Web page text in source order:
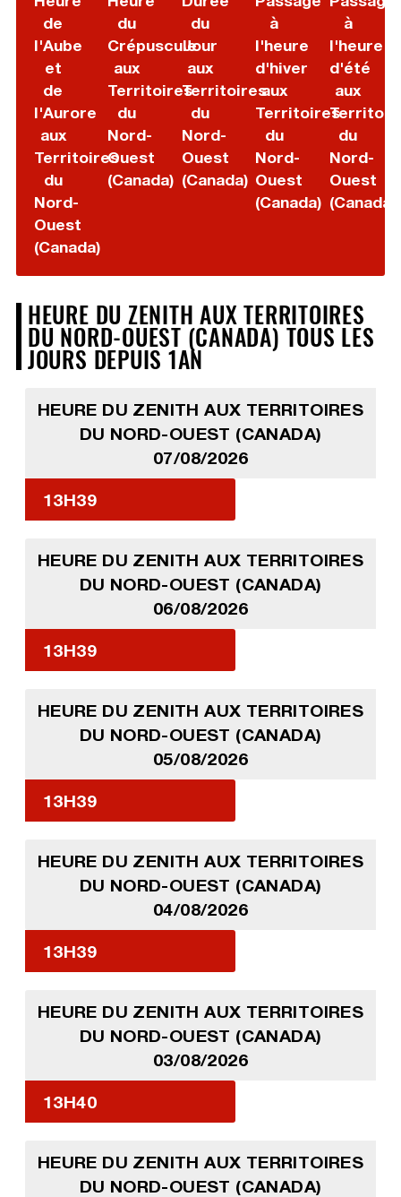
de
l'Aube
et
de
l'Aurore
aux
Territoires
du
Nord-
Ouest
(Canada)
du
Crépuscule
aux
Territoires
du
Nord-
Ouest
(Canada)
du
Jour
aux
Territoires
du
Nord-
Ouest
(Canada)
à
l'heure
d'hiver
aux
Territoires
du
Nord-
Ouest
(Canada)
à
l'heure
d'été
aux
du
Nord-
Ouest
(Canada)
HEURE DU ZENITH AUX TERRITOIRES
DU NORD-OUEST (CANADA) TOUS LES
JOURS DEPUIS 1AN
HEURE DU ZENITH AUX TERRITOIRES
DU NORD-OUEST (CANADA)
07/08/2026
13H39
HEURE DU ZENITH AUX TERRITOIRES
DU NORD-OUEST (CANADA)
06/08/2026
13H39
HEURE DU ZENITH AUX TERRITOIRES
DU NORD-OUEST (CANADA)
05/08/2026
13H39
HEURE DU ZENITH AUX TERRITOIRES
DU NORD-OUEST (CANADA)
04/08/2026
13H39
HEURE DU ZENITH AUX TERRITOIRES
DU NORD-OUEST (CANADA)
03/08/2026
13H40
HEURE DU ZENITH AUX TERRITOIRES
DU NORD-OUEST (CANADA)